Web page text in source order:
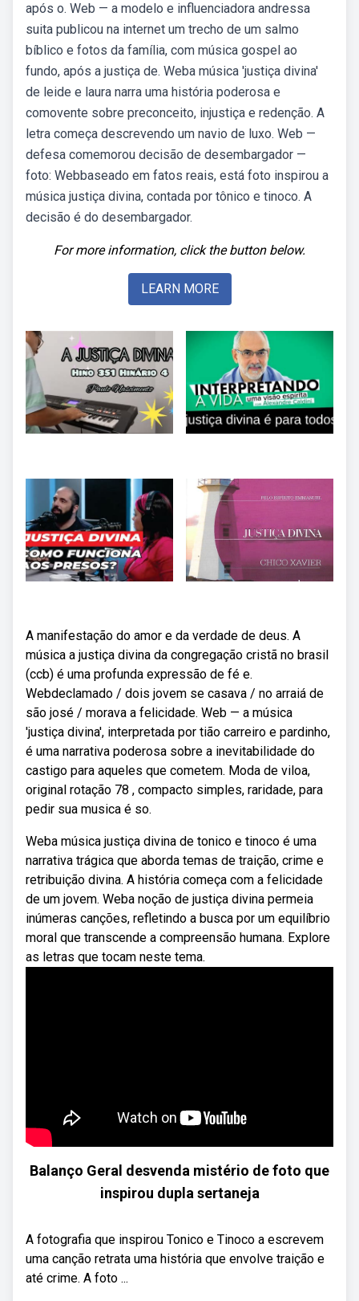
após o. Web — a modelo e influenciadora andressa
suita publicou na internet um trecho de um salmo
bíblico e fotos da família, com música gospel ao
fundo, após a justiça de. Weba música 'justiça divina'
de leide e laura narra uma história poderosa e
comovente sobre preconceito, injustiça e redenção. A
letra começa descrevendo um navio de luxo. Web —
defesa comemorou decisão de desembargador —
foto: Webbaseado em fatos reais, está foto inspirou a
música justiça divina, contada por tônico e tinoco. A
decisão é do desembargador.
For more information, click the button below.
LEARN MORE
A manifestação do amor e da verdade de deus. A
música a justiça divina da congregação cristã no brasil
(ccb) é uma profunda expressão de fé e.
Webdeclamado / dois jovem se casava / no arraiá de
são josé / morava a felicidade. Web — a música
'justiça divina', interpretada por tião carreiro e pardinho,
é uma narrativa poderosa sobre a inevitabilidade do
castigo para aqueles que cometem. Moda de viloa,
original rotação 78 , compacto simples, raridade, para
pedir sua musica é so.
Weba música justiça divina de tonico e tinoco é uma
narrativa trágica que aborda temas de traição, crime e
retribuição divina. A história começa com a felicidade
de um jovem. Weba noção de justiça divina permeia
inúmeras canções, refletindo a busca por um equilíbrio
moral que transcende a compreensão humana. Explore
as letras que tocam neste tema.
Balanço Geral desvenda mistério de foto que
inspirou dupla sertaneja
A fotografia que inspirou Tonico e Tinoco a escrevem
uma canção retrata uma história que envolve traição e
até crime. A foto ...